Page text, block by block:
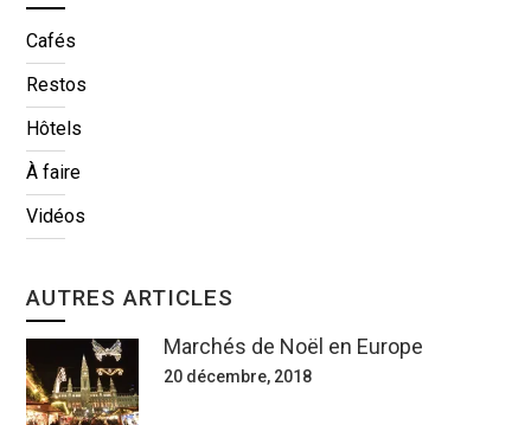
Cafés
Restos
Hôtels
À faire
Vidéos
AUTRES ARTICLES
Marchés de Noël en Europe
20 décembre, 2018